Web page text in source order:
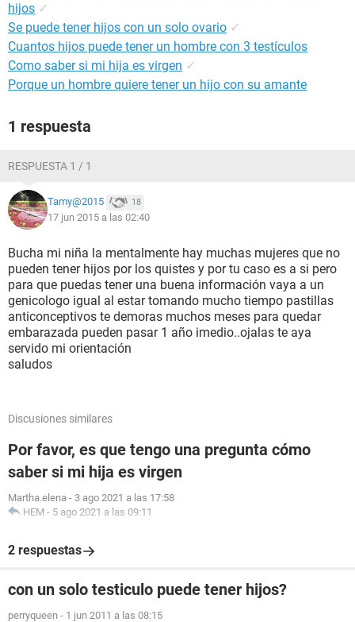
hijos ✓
Se puede tener hijos con un solo ovario ✓
Cuantos hijos puede tener un hombre con 3 testículos
Como saber si mi hija es virgen ✓
Porque un hombre quiere tener un hijo con su amante
1 respuesta
RESPUESTA 1 / 1
Tamy@2015 18
17 jun 2015 a las 02:40
Bucha mi niña la mentalmente hay muchas mujeres que no
pueden tener hijos por los quistes y por tu caso es a si pero
para que puedas tener una buena información vaya a un
genicologo igual al estar tomando mucho tiempo pastillas
anticonceptivos te demoras muchos meses para quedar
embarazada pueden pasar 1 año imedio..ojalas te aya
servido mi orientación
saludos
Discusiones similares
Por favor, es que tengo una pregunta cómo
saber si mi hija es virgen
Martha.elena - 3 ago 2021 a las 17:58
HEM - 5 ago 2021 a las 09:11
2 respuestas
con un solo testiculo puede tener hijos?
perryqueen - 1 jun 2011 a las 08:15